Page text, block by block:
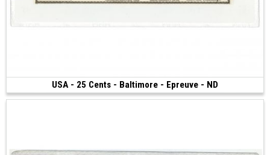
USA - 25 Cents - Baltimore - Epreuve - ND